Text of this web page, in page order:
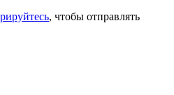
, чтобы отправлять